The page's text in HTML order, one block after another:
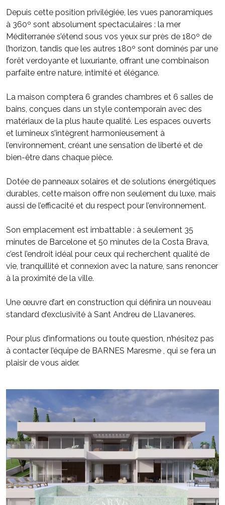
Depuis cette position privilégiée, les vues panoramiques
à 360º sont absolument spectaculaires : la mer
Méditerranée s’étend sous vos yeux sur près de 180º de
l’horizon, tandis que les autres 180º sont dominés par une
forêt verdoyante et luxuriante, offrant une combinaison
parfaite entre nature, intimité et élégance.
La maison comptera 6 grandes chambres et 6 salles de
bains, conçues dans un style contemporain avec des
matériaux de la plus haute qualité. Les espaces ouverts
et lumineux s’intègrent harmonieusement à
l’environnement, créant une sensation de liberté et de
bien-être dans chaque pièce.
Dotée de panneaux solaires et de solutions énergétiques
durables, cette maison offre non seulement du luxe, mais
aussi de l’efficacité et du respect pour l’environnement.
Son emplacement est imbattable : à seulement 35
minutes de Barcelone et 50 minutes de la Costa Brava,
c’est l’endroit idéal pour ceux qui recherchent qualité de
vie, tranquillité et connexion avec la nature, sans renoncer
à la proximité de la ville.
Une œuvre d’art en construction qui définira un nouveau
standard d’exclusivité à Sant Andreu de Llavaneres.
Pour plus d’informations ou toute question, n’hésitez pas
à contacter l’équipe de BARNES Maresme , qui se fera un
plaisir de vous aider.